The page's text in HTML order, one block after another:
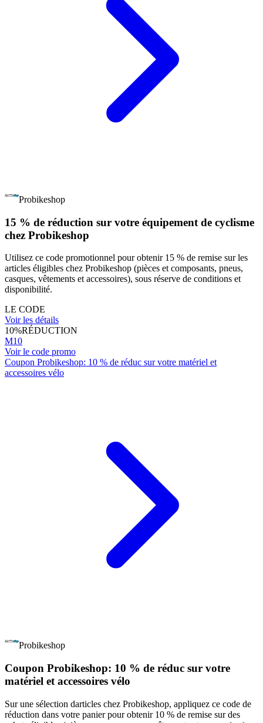
Probikeshop
15 % de réduction sur votre équipement de cyclisme
chez Probikeshop
Utilisez ce code promotionnel pour obtenir 15 % de remise sur les
articles éligibles chez Probikeshop (pièces et composants, pneus,
casques, vêtements et accessoires), sous réserve de conditions et
disponibilité.
LE CODE
Voir les détails
10%RÉDUCTION
M10
Voir le code promo
Coupon Probikeshop: 10 % de réduc sur votre matériel et
accessoires vélo
Probikeshop
Coupon Probikeshop: 10 % de réduc sur votre
matériel et accessoires vélo
Sur une sélection darticles chez Probikeshop, appliquez ce code de
réduction dans votre panier pour obtenir 10 % de remise sur des